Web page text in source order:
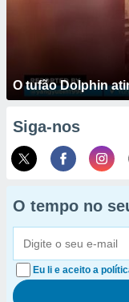
O tufão Dolphin
Siga-nos
O tempo no
Eu li e aceito a